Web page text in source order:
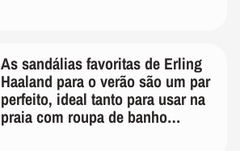
As sandálias favoritas de Erling
Haaland para o verão são um par
perfeito, ideal tanto para usar na
praia com roupa de banho